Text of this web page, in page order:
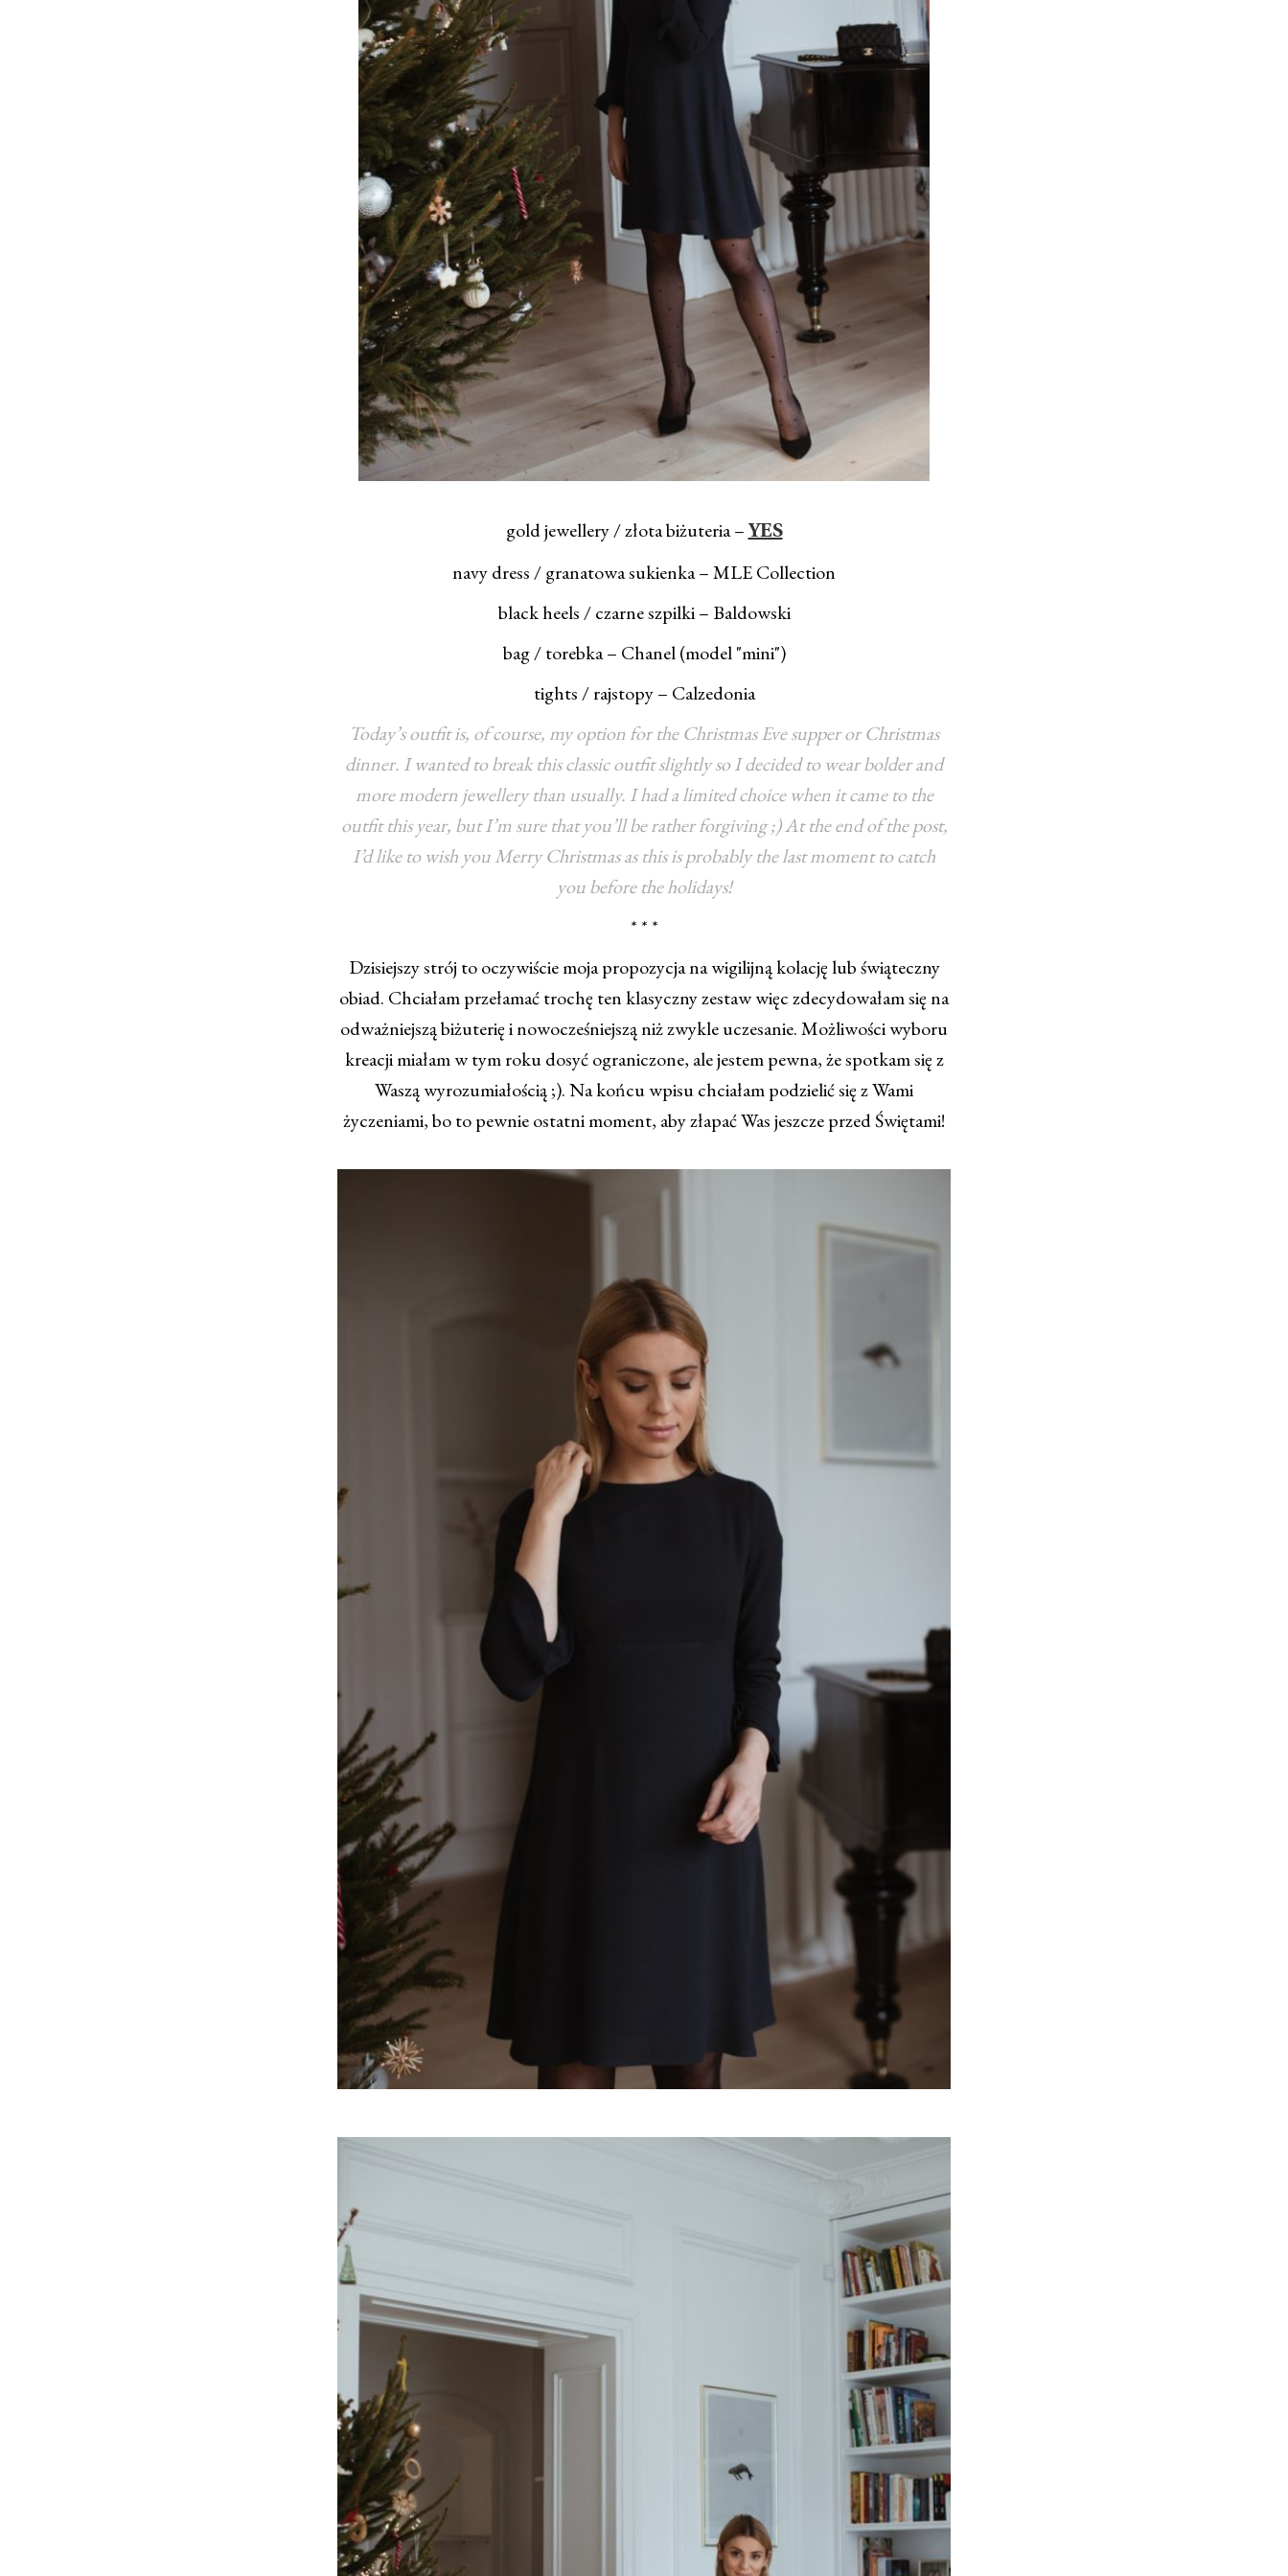
gold jewellery / złota biżuteria –YES
navy dress / granatowa sukienka – MLE Collection
black heels / czarne szpilki – Baldowski
bag / torebka – Chanel (model "mini")
tights / rajstopy – Calzedonia
Today’s outfit is, of course, my option for the Christmas Eve supper or Christmas
dinner. I wanted to break this classic outfit slightly so I decided to wear bolder and
more modern jewellery than usually. I had a limited choice when it came to the
outfit this year, but I’m sure that you’ll be rather forgiving ;) At the end of the post,
I’d like to wish you Merry Christmas as this is probably the last moment to catch
you before the holidays!
* * *
Dzisiejszy strój to oczywiście moja propozycja na wigilijną kolację lub świąteczny
obiad. Chciałam przełamać trochę ten klasyczny zestaw więc zdecydowałam się na
odważniejszą biżuterię i nowocześniejszą niż zwykle uczesanie. Możliwości wyboru
kreacji miałam w tym roku dosyć ograniczone, ale jestem pewna, że spotkam się z
Waszą wyrozumiałością ;). Na końcu wpisu chciałam podzielić się z Wami
życzeniami, bo to pewnie ostatni moment, aby złapać Was jeszcze przed Świętami!